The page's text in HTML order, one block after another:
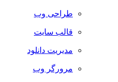
طراحی وب
قالب سایت
مدیریت دانلود
مرورگر وب